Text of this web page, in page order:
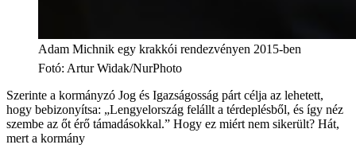
Adam Michnik egy krakkói rendezvényen 2015-ben
Fotó: Artur Widak/NurPhoto
Szerinte a kormányzó Jog és Igazságosság párt célja az lehetett,
hogy bebizonyítsa: „Lengyelország felállt a térdeplésből, és így néz
szembe az őt érő támadásokkal.” Hogy ez miért nem sikerült? Hát,
mert a kormány